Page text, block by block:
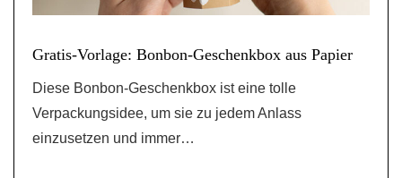
Gratis-Vorlage: Bonbon-Geschenkbox aus Papier
Diese Bonbon-Geschenkbox ist eine tolle
Verpackungsidee, um sie zu jedem Anlass
einzusetzen und immer…